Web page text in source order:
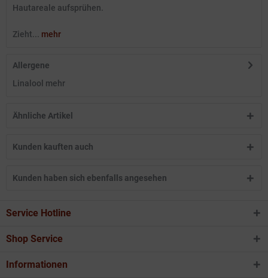
Hautareale aufsprühen.
Zieht... mehr
Allergene
Linalool mehr
Ähnliche Artikel
Kunden kauften auch
Kunden haben sich ebenfalls angesehen
Service Hotline
Shop Service
Informationen